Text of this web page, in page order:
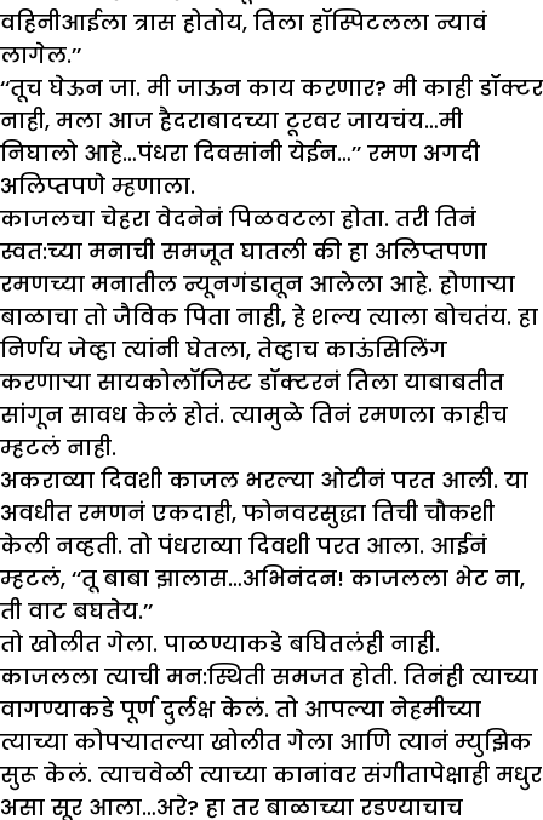
वहिनीआईला त्रास होतोय, तिला हॉस्पिटलला न्यावं
लागेल.’’
‘‘तूच घेऊन जा. मी जाऊन काय करणार? मी काही डॉक्टर
नाही, मला आज हैदराबादच्या टूरवर जायचंय…मी
निघालो आहे…पंधरा दिवसांनी येईन…’’ रमण अगदी
अलिप्तपणे म्हणाला.
काजलचा चेहरा वेदनेनं पिळवटला होता. तरी तिनं
स्वत:च्या मनाची समजूत घातली की हा अलिप्तपणा
रमणच्या मनातील न्यूनगंडातून आलेला आहे. होणाऱ्या
बाळाचा तो जैविक पिता नाही, हे शल्य त्याला बोचतंय. हा
निर्णय जेव्हा त्यांनी घेतला, तेव्हाच काऊंसिलिंग
करणाऱ्या सायकोलॉजिस्ट डॉक्टरनं तिला याबाबतीत
सांगून सावध केलं होतं. त्यामुळे तिनं रमणला काहीच
म्हटलं नाही.
अकराव्या दिवशी काजल भरल्या ओटीनं परत आली. या
अवधीत रमणनं एकदाही, फोनवरसुद्धा तिची चौकशी
केली नव्हती. तो पंधराव्या दिवशी परत आला. आईनं
म्हटलं, ‘‘तू बाबा झालास…अभिनंदन! काजलला भेट ना,
ती वाट बघतेय.’’
तो खोलीत गेला. पाळण्याकडे बघितलंही नाही.
काजलला त्याची मन:स्थिती समजत होती. तिनंही त्याच्या
वागण्याकडे पूर्ण दुर्लक्ष केलं. तो आपल्या नेहमीच्या
त्याच्या कोपऱ्यातल्या खोलीत गेला आणि त्यानं म्युझिक
सुरू केलं. त्याचवेळी त्याच्या कानांवर संगीतापेक्षाही मधुर
असा सूर आला…अरे? हा तर बाळाच्या रडण्याचाच